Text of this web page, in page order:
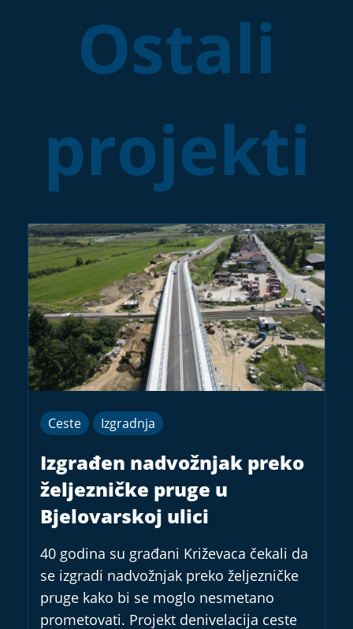
Ostali
projekti
Ceste Izgradnja
Izgrađen nadvožnjak preko
željezničke pruge u
Bjelovarskoj ulici
40 godina su građani Križevaca čekali da
se izgradi nadvožnjak preko željezničke
pruge kako bi se moglo nesmetano
prometovati. Projekt denivelacija ceste